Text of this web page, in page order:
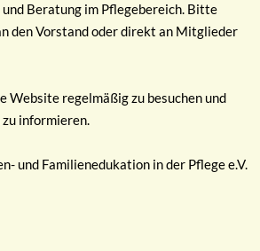
Beratung im Pflegebereich. Bitte
den Vorstand oder direkt an Mitglieder
Website regelmäßig zu besuchen und
informieren.
und Familienedukation in der Pflege e.V.